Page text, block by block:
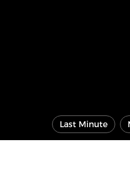
Last Minute